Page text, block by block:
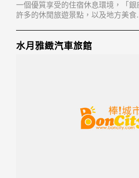
一個優質享受的住宿休息環境，「
許多的休閒旅遊景點，以及地方美
水月雅緻汽車旅館